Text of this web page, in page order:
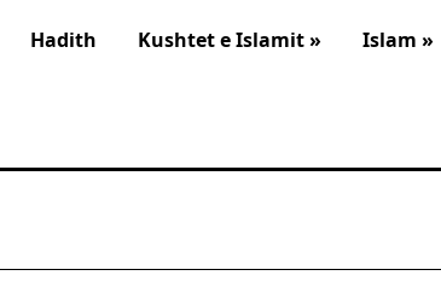
Hadith Kushtet e Islamit » Islam »